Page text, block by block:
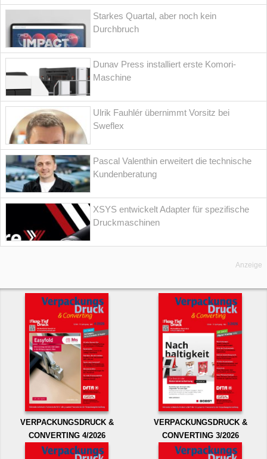
Starkes Quartal, aber noch kein
Durchbruch
Dunav Press installiert erste Komori-
Maschine
Ulrik Fauhlér übernimmt Vorsitz bei
Sweflex
Pascal Valenthin erweitert die technische
Kundenberatung
XSYS entwickelt Adapter für spezifische
Druckmaschinen
Anzeige
VERPACKUNGSDRUCK &
CONVERTING 4/2026
VERPACKUNGSDRUCK &
CONVERTING 3/2026